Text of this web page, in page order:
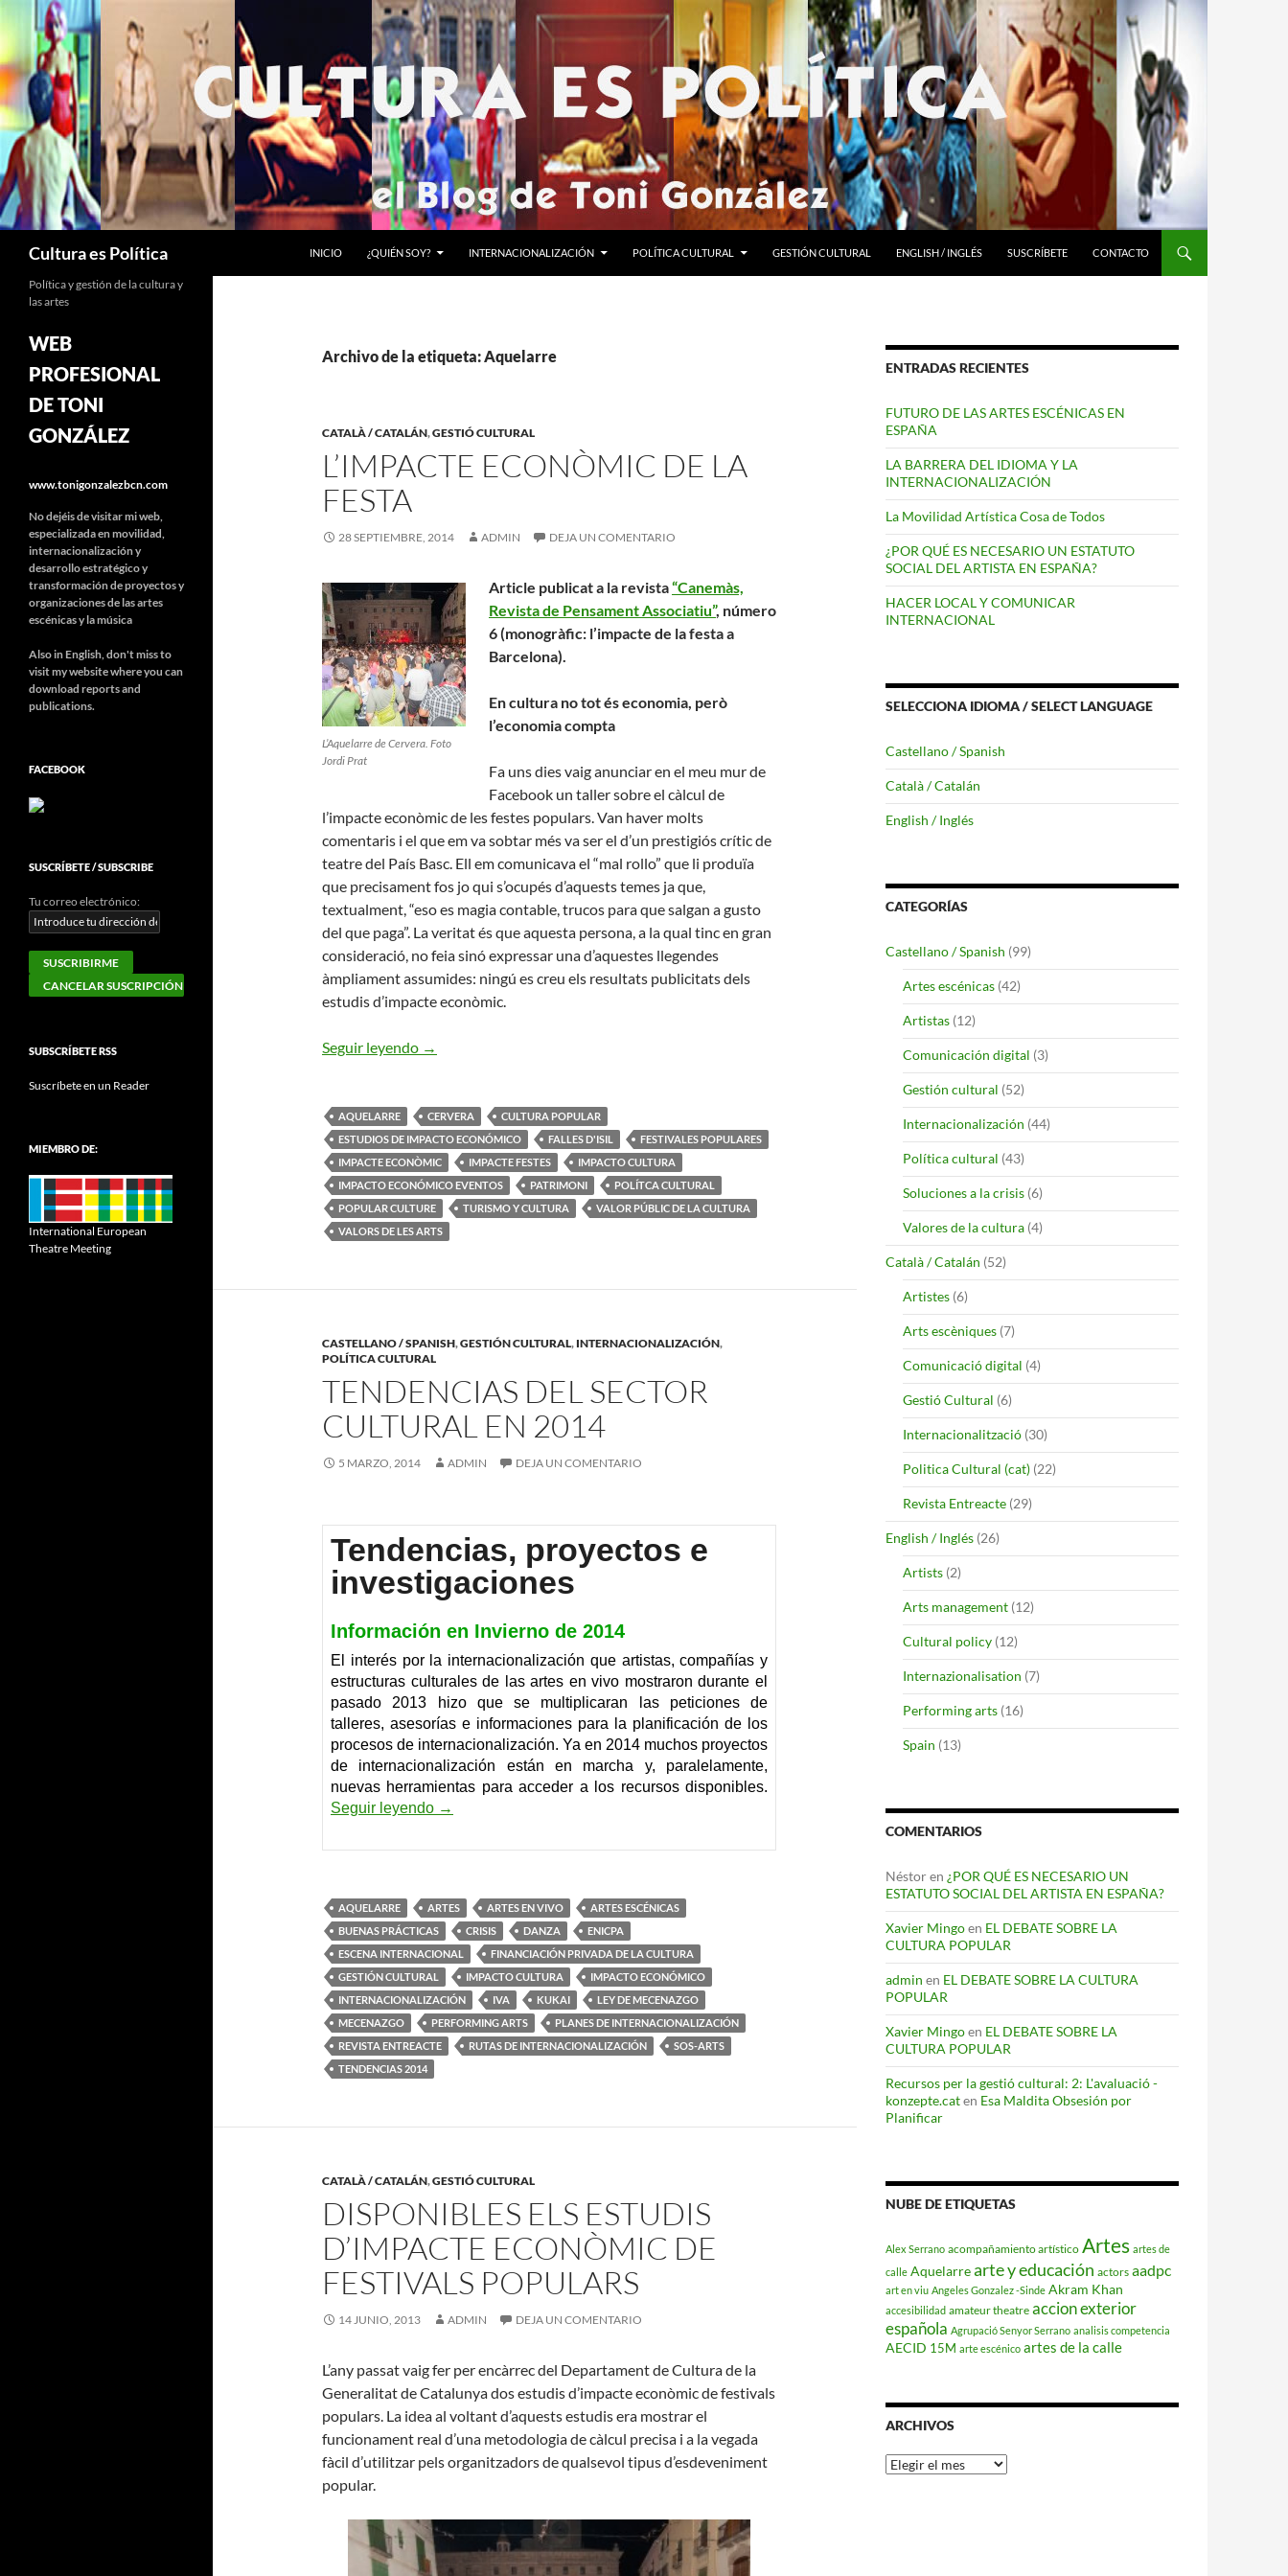
Saltar
contenido
Cultura es Política INICIO ¿QUIÉN SOY? INTERNACIONALIZACIÓN POLÍTICA CULTURAL GESTIÓN CULTURAL ENGLISH / INGLÉS SUSCRÍBETE CONTACTO
Archivo de la etiqueta: Aquelarre
CATALÀ / CATALÁN,GESTIÓ CULTURAL
L’IMPACTE ECONÒMIC DE LA
FESTA
28 SEPTIEMBRE, 2014 ADMIN DEJA UN COMENTARIO
L’Aquelarre de Cervera. Foto
Jordi Prat
Article publicat a la revista“Canemàs,
Revista de Pensament Associatiu”, número
6 (monogràfic: l’impacte de la festa a
Barcelona).
En cultura no tot és economia, però
l’economia compta
Fa uns dies vaig anunciar en el meu mur de
Facebook un taller sobre el càlcul de
l’impacte econòmic de les festes populars. Van haver molts
comentaris i el que em va sobtar més va ser el d’un prestigiós crític de
teatre del País Basc. Ell em comunicava el “mal rollo” que li produïa
que precisament fos jo qui s’ocupés d’aquests temes ja que,
textualment, “eso es magia contable, trucos para que salgan a gusto
del que paga”. La veritat és que aquesta persona, a la qual tinc en gran
consideració, no feia sinó expressar una d’aquestes llegendes
àmpliament assumides: ningú es creu els resultats publicitats dels
estudis d’impacte econòmic.
Seguir leyendo L’Impacte Econòmic de la Festa
→
AQUELARRE CERVERA
CULTURA POPULAR
ESTUDIOS DE IMPACTO ECONÓMICO
FALLES D'ISIL
FESTIVALES POPULARES
IMPACTE ECONÒMIC
IMPACTE FESTES
IMPACTO CULTURA
IMPACTO ECONÓMICO EVENTOS
PATRIMONI
POLÍTCA CULTURAL
POPULAR CULTURE
TURISMO Y CULTURA
VALOR PÚBLIC DE LA CULTURA
VALORS DE LES ARTS
CASTELLANO / SPANISH,GESTIÓN CULTURAL, INTERNACIONALIZACIÓN,
POLÍTICA CULTURAL
TENDENCIAS DEL SECTOR
CULTURAL EN 2014
5 MARZO, 2014 ADMIN DEJA UN COMENTARIO
Tendencias, proyectos e
investigaciones
Información en Invierno de 2014
El interés por la internacionalización que artistas, compañías y
estructuras culturales de las artes en vivo mostraron durante el
pasado 2013 hizo que se multiplicaran las peticiones de
talleres, asesorías e informaciones para la planificación de los
procesos de internacionalización. Ya en 2014 muchos proyectos
de internacionalización están en marcha y, paralelamente,
nuevas herramientas para acceder a los recursos disponibles.
Seguir leyendo Tendencias del Sector Cultural en 2014
→
AQUELARRE ARTES ARTES EN VIVO
ARTES ESCÉNICAS
BUENAS PRÁCTICAS
CRISIS DANZA
ENICPA
ESCENA INTERNACIONAL
FINANCIACIÓN PRIVADA DE LA CULTURA
GESTIÓN CULTURAL
IMPACTO CULTURA
IMPACTO ECONÓMICO
INTERNACIONALIZACIÓN
IVA KUKAI
LEY DE MECENAZGO
MECENAZGO
PERFORMING ARTS
PLANES DE INTERNACIONALIZACIÓN
REVISTA ENTREACTE
RUTAS DE INTERNACIONALIZACIÓN
SOS-ARTS
TENDENCIAS 2014
CATALÀ / CATALÁN,GESTIÓ CULTURAL
DISPONIBLES ELS ESTUDIS
D’IMPACTE ECONÒMIC DE
FESTIVALS POPULARS
14 JUNIO, 2013 ADMIN DEJA UN COMENTARIO
L’any passat vaig fer per encàrrec del Departament de Cultura de la
Generalitat de Catalunya dos estudis d’impacte econòmic de festivals
populars. La idea al voltant d’aquests estudis era mostrar el
funcionament real d’una metodologia de càlcul precisa i a la vegada
fàcil d’utilitzar pels organitzadors de qualsevol tipus d’esdeveniment
popular.
ENTRADAS RECIENTES
FUTURO DE LAS ARTES ESCÉNICAS EN
ESPAÑA
LA BARRERA DEL IDIOMA Y LA
INTERNACIONALIZACIÓN
La Movilidad Artística Cosa de Todos
¿POR QUÉ ES NECESARIO UN ESTATUTO
SOCIAL DEL ARTISTA EN ESPAÑA?
HACER LOCAL Y COMUNICAR
INTERNACIONAL
SELECCIONA IDIOMA / SELECT LANGUAGE
Castellano / Spanish
Català / Catalán
English / Inglés
CATEGORÍAS
Castellano / Spanish (99)
Artes escénicas (42)
Artistas (12)
Comunicación digital (3)
Gestión cultural (52)
Internacionalización (44)
Política cultural (43)
Soluciones a la crisis (6)
Valores de la cultura (4)
Català / Catalán (52)
Artistes (6)
Arts escèniques (7)
Comunicació digital (4)
Gestió Cultural (6)
Internacionalització (30)
Politica Cultural (cat) (22)
Revista Entreacte (29)
English / Inglés (26)
Artists (2)
Arts management (12)
Cultural policy (12)
Internazionalisation (7)
Performing arts (16)
Spain (13)
COMENTARIOS
Néstoren ¿POR QUÉ ES NECESARIO UN
ESTATUTO SOCIAL DEL ARTISTA EN ESPAÑA?
Xavier Mingoen EL DEBATE SOBRE LA
CULTURA POPULAR
admin en EL DEBATE SOBRE LA CULTURA
POPULAR
Xavier Mingoen EL DEBATE SOBRE LA
CULTURA POPULAR
Recursos per la gestió cultural: 2: L'avaluació -
konzepte.caten Esa Maldita Obsesión por
Planificar
NUBE DE ETIQUETAS
Alex Serrano acompañamiento artístico Artes artes de
calle Aquelarrearte y educación actors aadpc
art en viu Angeles Gonzalez -Sinde Akram Khan
accesibilidad amateur theatre accion exterior
española Agrupació Senyor Serrano analisis competencia
AECID 15M arte escénico artes de la calle
ARCHIVOS
Archivos
Política y gestión de la cultura y
las artes
WEB
PROFESIONAL
DE TONI
GONZÁLEZ
www.tonigonzalezbcn.com
No dejéis de visitar mi web,
especializada en movilidad,
internacionalización y
desarrollo estratégico y
transformación de proyectos y
organizaciones de las artes
escénicas y la música
Also in English, don't miss to
visit my website where you can
download reports and
publications.
FACEBOOK
SUSCRÍBETE / SUBSCRIBE
Tu correo electrónico:
SUBSCRÍBETE RSS
Suscríbete en un Reader
MIEMBRO DE:
International European
Theatre Meeting